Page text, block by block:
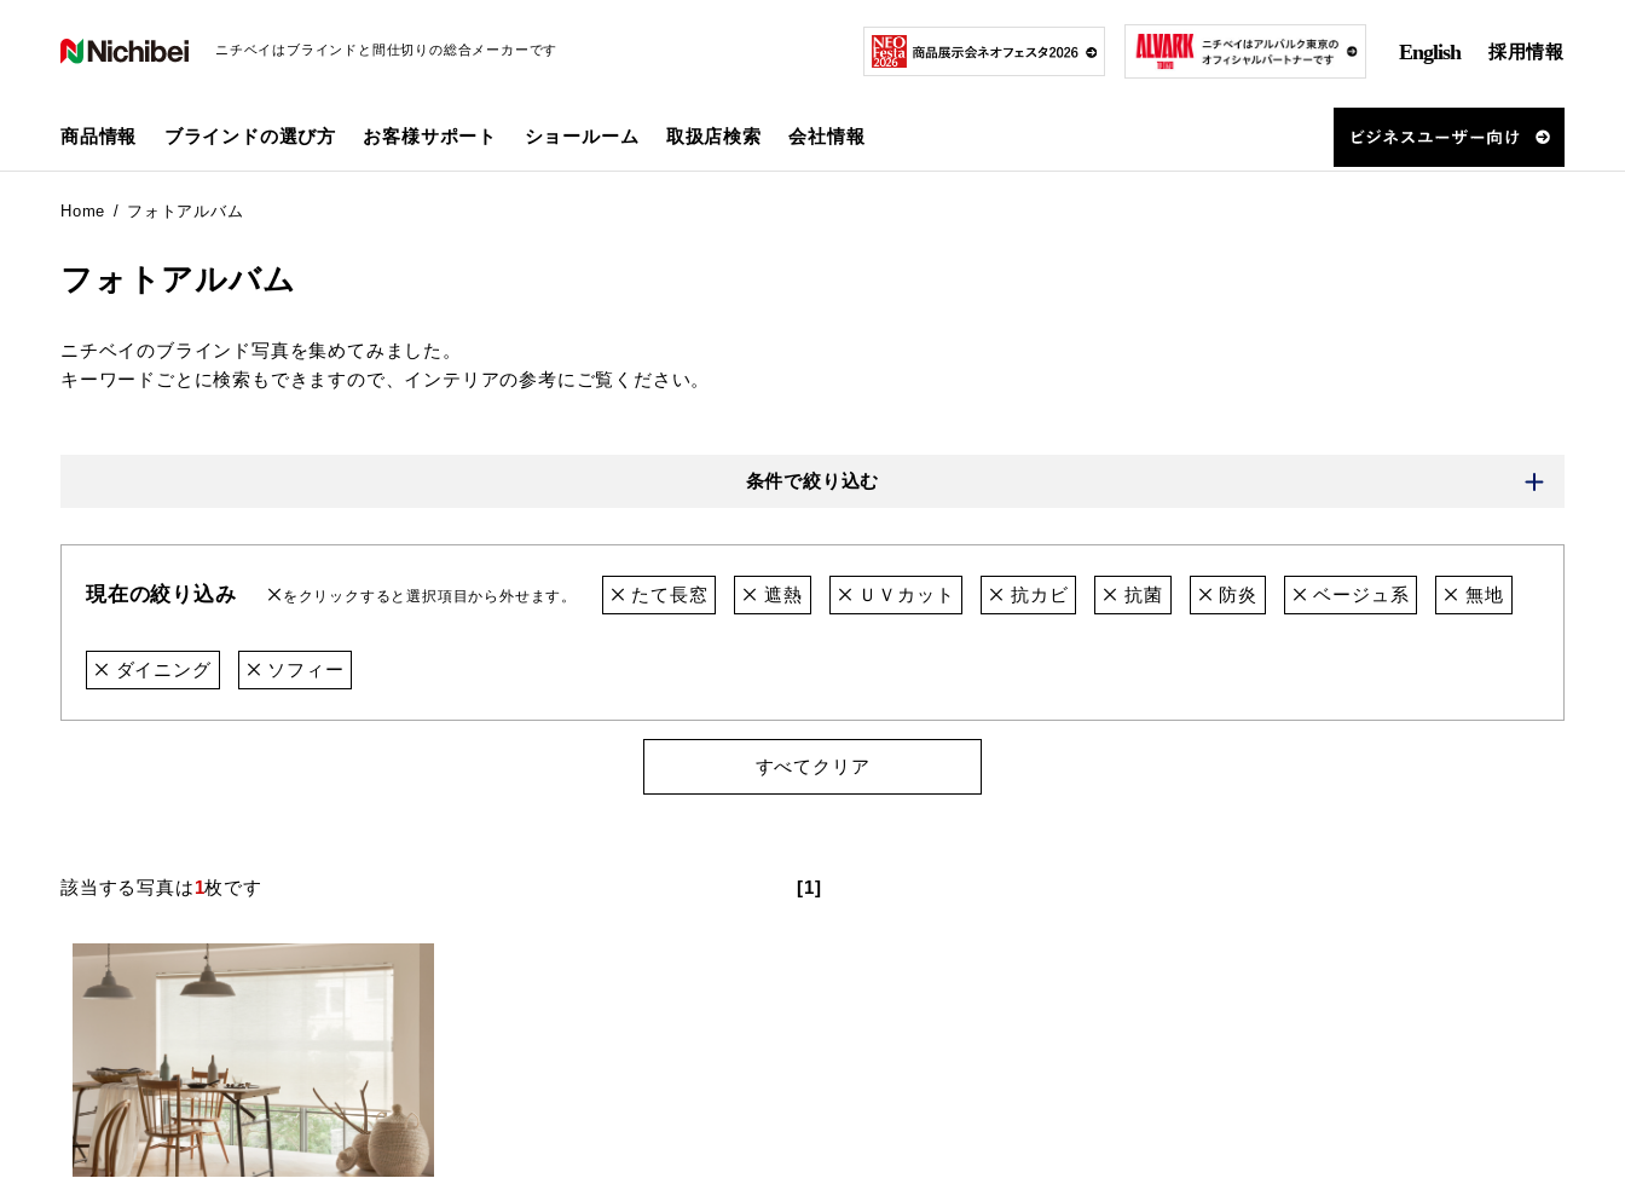
ニチベイはブラインドと間仕切りの総合メーカーです English 採用情報
商品情報 ブラインドの選び方 お客様サポート ショールーム 取扱店検索 会社情報
Home フォトアルバム
フォトアルバム
ニチベイのブラインド写真を集めてみました。
キーワードごとに検索もできますので、インテリアの参考にご覧ください。
条件で絞り込む
現在の絞り込み をクリックすると選択項目から外せます。 たて長窓 遮熱 ＵＶカット 抗カビ 抗菌 防炎 ベージュ系 無地
ダイニング ソフィー
すべてクリア
該当する写真は1枚です [1]